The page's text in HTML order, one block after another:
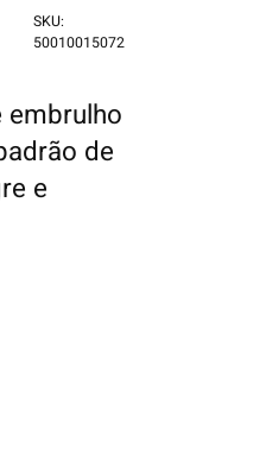
SKU:
50010015072
de
e